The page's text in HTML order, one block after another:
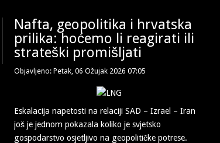
Nafta, geopolitika i hrvatska
prilika: hoćemo li reagirati ili
strateški promišljati
Objavljeno: Petak, 06 Ožujak 2026 07:05
Eskalacija napetosti na relaciji SAD – Izrael – Iran
još je jednom pokazala koliko je svjetsko
gospodarstvo osjetljivo na geopolitičke potrese.